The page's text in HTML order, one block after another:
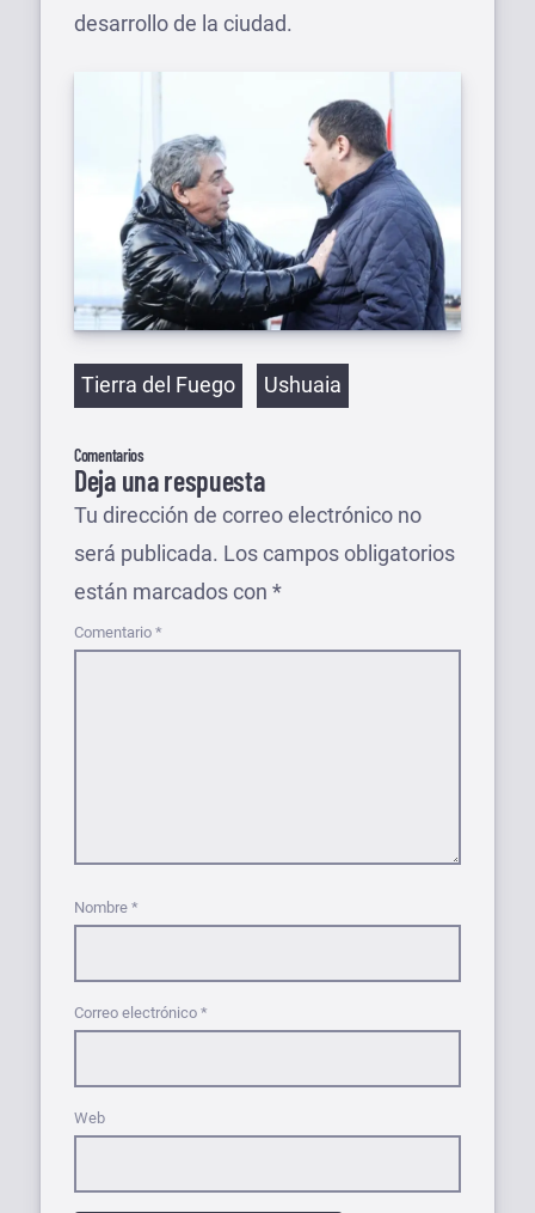
desarrollo de la ciudad.
Etiquetas
Tierra del Fuego Ushuaia
Comentarios
Deja una respuesta
Tu dirección de correo electrónico no
será publicada. Los campos obligatorios
están marcados con *
Comentario *
Nombre *
Correo electrónico *
Web